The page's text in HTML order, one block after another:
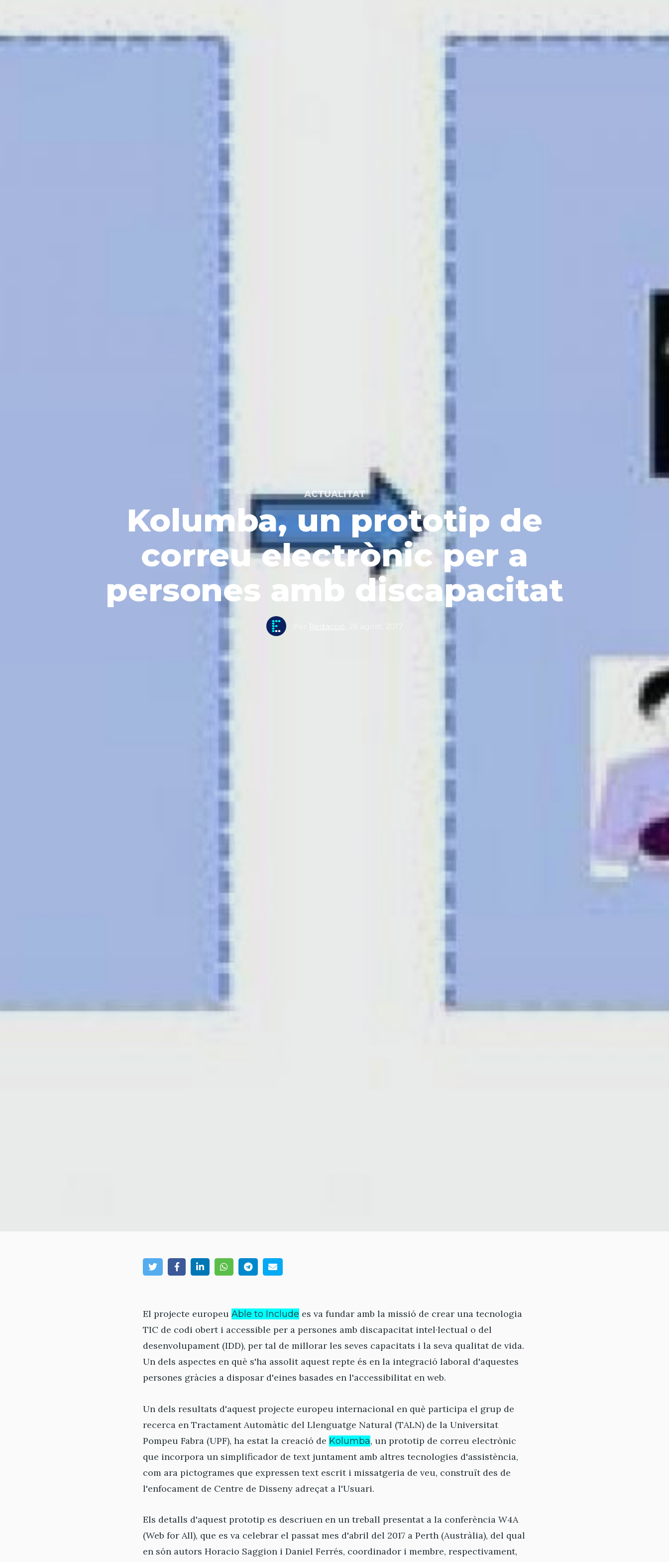
ACTUALITAT
Kolumba, un prototip de
correu electrònic per a
persones amb discapacitat
Redacció
El projecte europeu Able to Include es va fundar amb la missió de crear una tecnologia
TIC de codi obert i accessible per a persones amb discapacitat intel·lectual o del
desenvolupament (IDD), per tal de millorar les seves capacitats i la seva qualitat de vida.
Un dels aspectes en què s'ha assolit aquest repte és en la integració laboral d'aquestes
persones gràcies a disposar d'eines basades en l'accessibilitat en web.
Un dels resultats d'aquest projecte europeu internacional en què participa el grup de
recerca en Tractament Automàtic del Llenguatge Natural (TALN) de la Universitat
Pompeu Fabra (UPF), ha estat la creació de Kolumba, un prototip de correu electrònic
que incorpora un simplificador de text juntament amb altres tecnologies d'assistència,
com ara pictogrames que expressen text escrit i missatgeria de veu, construït des de
l'enfocament de Centre de Disseny adreçat a l'Usuari.
Els detalls d'aquest prototip es descriuen en un treball presentat a la conferència W4A
(Web for All), que es va celebrar el passat mes d'abril del 2017 a Perth (Austràlia), del qual
en són autors Horacio Saggion i Daniel Ferrés, coordinador i membre, respectivament,